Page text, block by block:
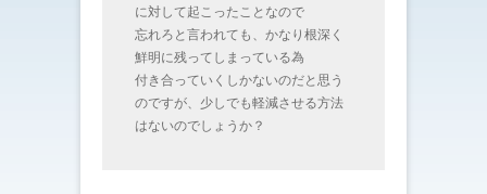
に対して起こったことなので
忘れろと言われても、かなり根深く
鮮明に残ってしまっている為
付き合っていくしかないのだと思う
のですが、少しでも軽減させる方法
はないのでしょうか？